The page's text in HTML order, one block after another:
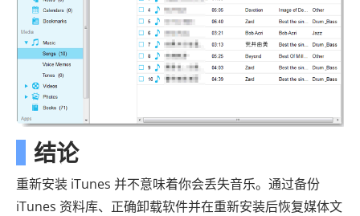
结论
重新安装 iTunes 并不意味着你会丢失音乐。通过备份
iTunes 资料库、正确卸载软件并在重新安装后恢复媒体文